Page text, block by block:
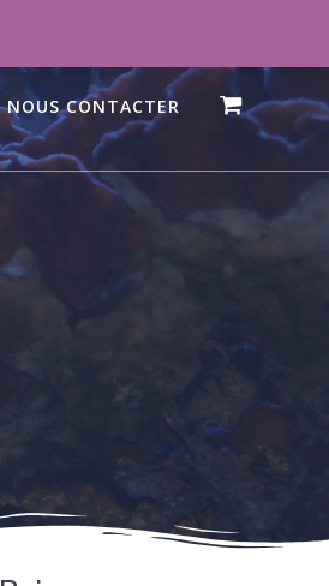
NOUS CONTACTER